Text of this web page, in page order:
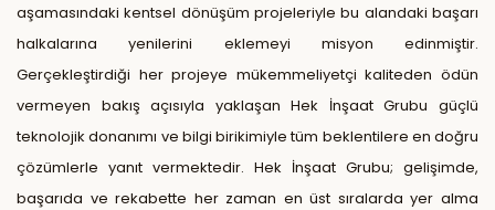
aşamasındaki kentsel dönüşüm projeleriyle bu alandaki başarı
halkalarına yenilerini eklemeyi misyon edinmiştir.
Gerçekleştirdiği her projeye mükemmeliyetçi kaliteden ödün
vermeyen bakış açısıyla yaklaşan Hek İnşaat Grubu güçlü
teknolojik donanımı ve bilgi birikimiyle tüm beklentilere en doğru
çözümlerle yanıt vermektedir. Hek İnşaat Grubu; gelişimde,
başarıda ve rekabette her zaman en üst sıralarda yer alma